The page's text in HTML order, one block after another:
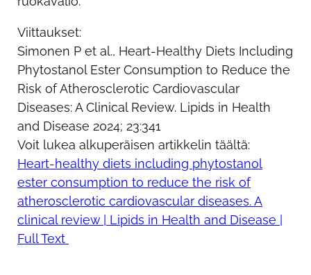
Viittaukset:
Simonen P et al., Heart-Healthy Diets Including
Phytostanol Ester Consumption to Reduce the
Risk of Atherosclerotic Cardiovascular
Diseases: A Clinical Review. Lipids in Health
and Disease 2024; 23:341
Voit lukea alkuperäisen artikkelin täältä:
Heart-healthy diets including phytostanol
ester consumption to reduce the risk of
atherosclerotic cardiovascular diseases. A
clinical review | Lipids in Health and Disease |
Full Text